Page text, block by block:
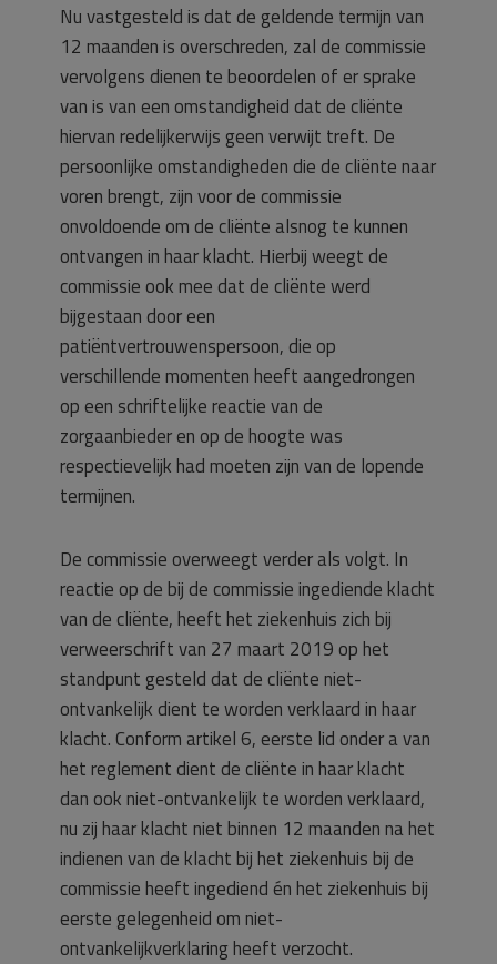
Nu vastgesteld is dat de geldende termijn van
12 maanden is overschreden, zal de commissie
vervolgens dienen te beoordelen of er sprake
van is van een omstandigheid dat de cliënte
hiervan redelijkerwijs geen verwijt treft. De
persoonlijke omstandigheden die de cliënte naar
voren brengt, zijn voor de commissie
onvoldoende om de cliënte alsnog te kunnen
ontvangen in haar klacht. Hierbij weegt de
commissie ook mee dat de cliënte werd
bijgestaan door een
patiëntvertrouwenspersoon, die op
verschillende momenten heeft aangedrongen
op een schriftelijke reactie van de
zorgaanbieder en op de hoogte was
respectievelijk had moeten zijn van de lopende
termijnen.
De commissie overweegt verder als volgt. In
reactie op de bij de commissie ingediende klacht
van de cliënte, heeft het ziekenhuis zich bij
verweerschrift van 27 maart 2019 op het
standpunt gesteld dat de cliënte niet-
ontvankelijk dient te worden verklaard in haar
klacht. Conform artikel 6, eerste lid onder a van
het reglement dient de cliënte in haar klacht
dan ook niet-ontvankelijk te worden verklaard,
nu zij haar klacht niet binnen 12 maanden na het
indienen van de klacht bij het ziekenhuis bij de
commissie heeft ingediend én het ziekenhuis bij
eerste gelegenheid om niet-
ontvankelijkverklaring heeft verzocht.